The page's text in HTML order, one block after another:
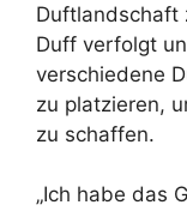
Duftlandschaft
Duff verfolgt
verschiedene
zu platzieren,
zu schaffen.
„Ich habe das